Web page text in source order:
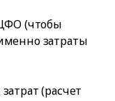
(чтобы
затраты
(расчет